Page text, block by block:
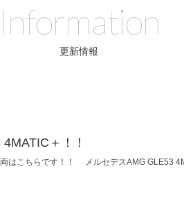
Information
更新情報
＋！！
はこちらです！！ メルセデスAMG GLE53